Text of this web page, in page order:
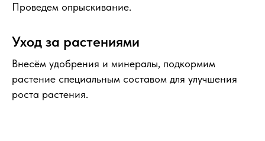
Проведем опрыскивание.
Уход за растениями
Внесём удобрения и минералы, подкормим
растение специальным составом для улучшения
роста растения.